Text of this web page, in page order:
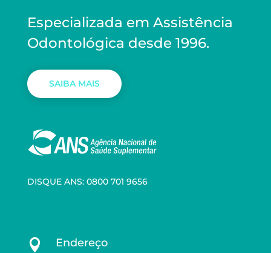
Especializada em Assistência
Odontológica desde 1996.
SAIBA MAIS
DISQUE ANS: 0800 701 9656
 Endereço